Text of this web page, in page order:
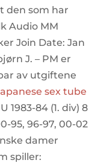
den som har
Audio MM
Join Date: Jan
J. – PM er
av utgiftene
sex tube
84 (1. div) 8
95, 96-97, 00-02
damer
spiller: